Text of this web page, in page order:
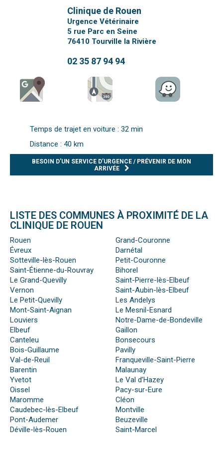
Clinique de Rouen
Urgence Vétérinaire
5 rue Parc en Seine
76410 Tourville la Rivière
02 35 87 94 94
Temps de trajet en voiture : 32 min
Distance : 40 km
BESOIN D’UN SERVICE D’URGENCE / PRÉVENIR DE MON
ARRIVÉE
LISTE DES COMMUNES À PROXIMITÉ DE LA
CLINIQUE DE ROUEN
Rouen
Évreux
Sotteville-lès-Rouen
Saint-Étienne-du-Rouvray
Le Grand-Quevilly
Vernon
Le Petit-Quevilly
Mont-Saint-Aignan
Louviers
Elbeuf
Canteleu
Bois-Guillaume
Val-de-Reuil
Barentin
Yvetot
Oissel
Maromme
Caudebec-lès-Elbeuf
Pont-Audemer
Déville-lès-Rouen
Grand-Couronne
Darnétal
Petit-Couronne
Bihorel
Saint-Pierre-lès-Elbeuf
Saint-Aubin-lès-Elbeuf
Les Andelys
Le Mesnil-Esnard
Notre-Dame-de-Bondeville
Gaillon
Bonsecours
Pavilly
Franqueville-Saint-Pierre
Malaunay
Le Val d’Hazey
Pacy-sur-Eure
Cléon
Montville
Beuzeville
Saint-Marcel